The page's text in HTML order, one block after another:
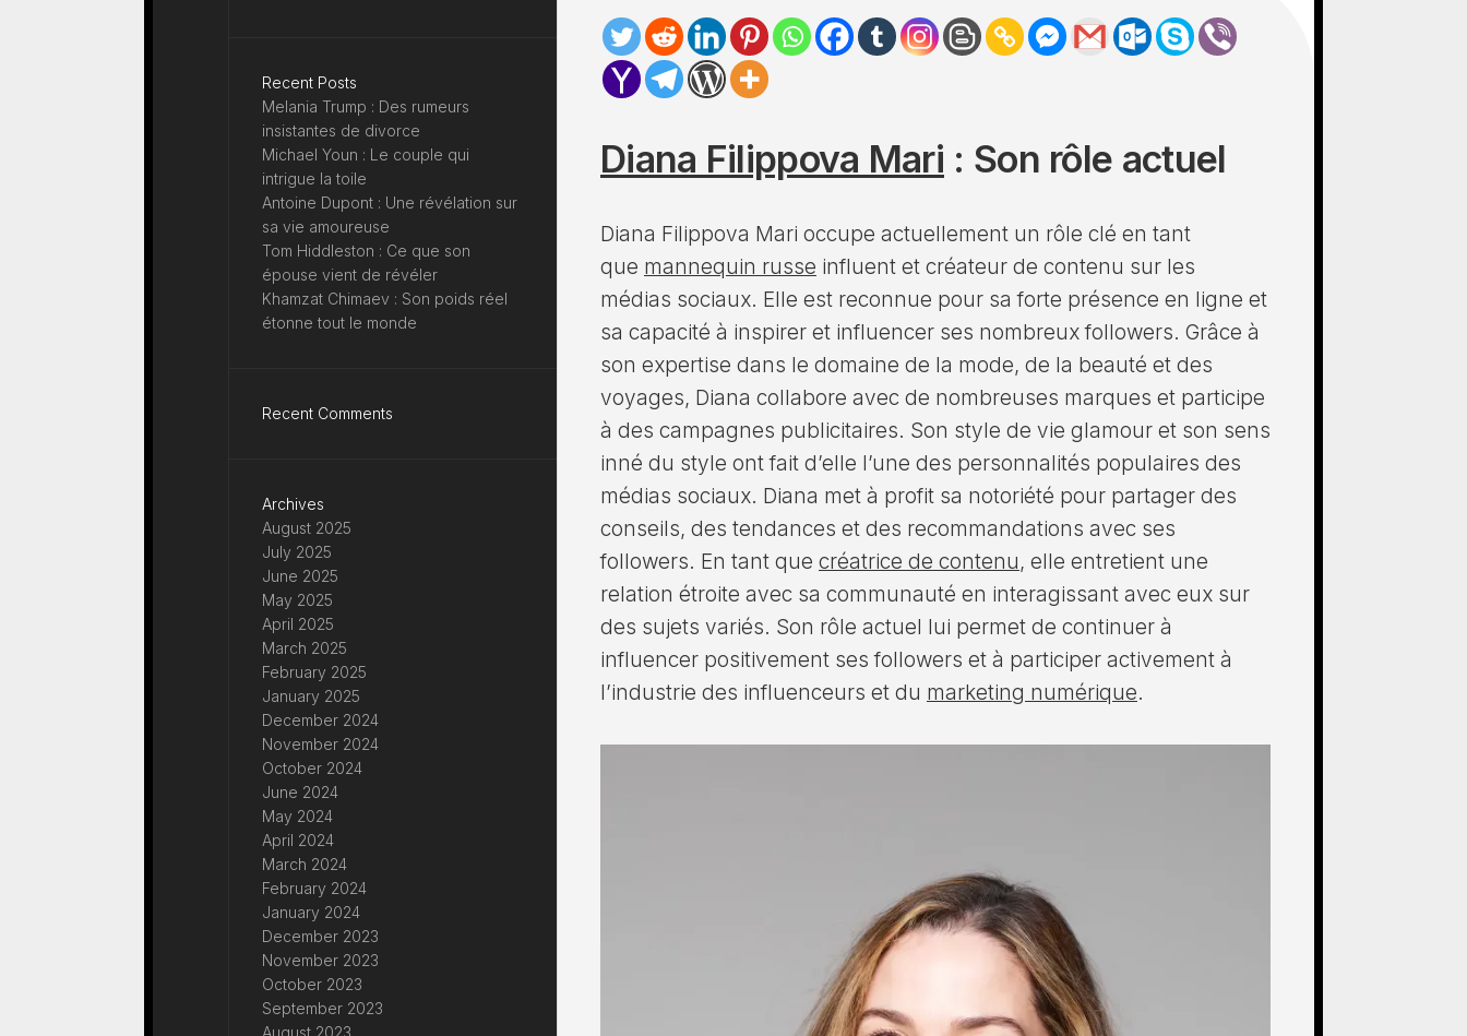
Diana Filippova Mari : Son rôle actuel
Diana Filippova Mari occupe actuellement un rôle clé en tant
que mannequin russe influent et créateur de contenu sur les
médias sociaux. Elle est reconnue pour sa forte présence en ligne et
sa capacité à inspirer et influencer ses nombreux followers. Grâce à
son expertise dans le domaine de la mode, de la beauté et des
voyages, Diana collabore avec de nombreuses marques et participe
à des campagnes publicitaires. Son style de vie glamour et son sens
inné du style ont fait d’elle l’une des personnalités populaires des
médias sociaux. Diana met à profit sa notoriété pour partager des
conseils, des tendances et des recommandations avec ses
followers. En tant que créatrice de contenu, elle entretient une
relation étroite avec sa communauté en interagissant avec eux sur
des sujets variés. Son rôle actuel lui permet de continuer à
influencer positivement ses followers et à participer activement à
l’industrie des influenceurs et du marketing numérique.
Recent Posts
Melania Trump : Des rumeurs
insistantes de divorce
Michael Youn : Le couple qui
intrigue la toile
Antoine Dupont : Une révélation sur
sa vie amoureuse
Tom Hiddleston : Ce que son
épouse vient de révéler
Khamzat Chimaev : Son poids réel
étonne tout le monde
Recent Comments
Archives
August 2025
July 2025
June 2025
May 2025
April 2025
March 2025
February 2025
January 2025
December 2024
November 2024
October 2024
June 2024
May 2024
April 2024
March 2024
February 2024
January 2024
December 2023
November 2023
October 2023
September 2023
August 2023